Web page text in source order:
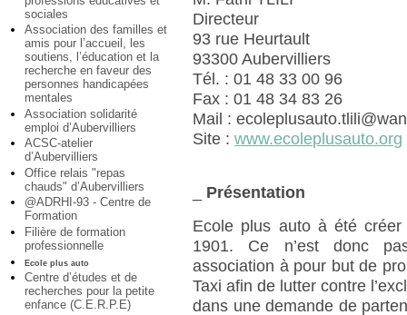
sociales
Association des familles et
amis pour l’accueil, les
soutiens, l’éducation et la
recherche en faveur des
personnes handicapées
mentales
Association solidarité
emploi d’Aubervilliers
ACSC-atelier
d’Aubervilliers
Office relais "repas
chauds" d’Aubervilliers
@ADRHI-93 - Centre de
Formation
Filière de formation
professionnelle
Ecole plus auto
Centre d’études et de
recherches pour la petite
enfance (C.E.R.P.E)
Directeur
93 rue Heurtault
93300 Aubervilliers
Tél. : 01 48 33 00 96
Fax : 01 48 34 83 26
Mail :
Site :www.ecoleplusauto.org
Présentation
Ecole plus auto à été
1901. Ce n’est donc
association à pour but de
Taxi afin de lutter contre
dans une demande de